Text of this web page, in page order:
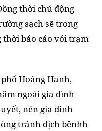
thời chủ động
sạch sẽ trong
thời báo cáo với trạm
Hoàng Hanh,
ngoái gia đình
nên gia đình
tránh dịch bênhh